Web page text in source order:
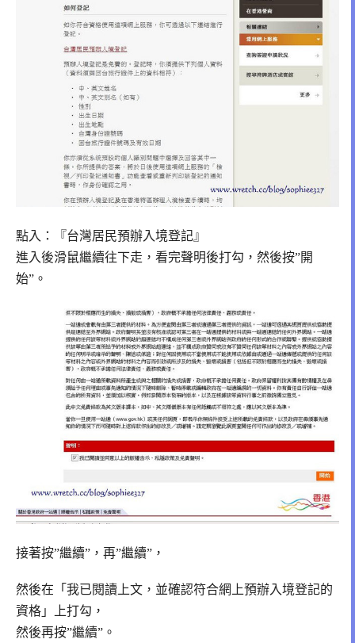
點入：『台灣居民預辦入境登記』
進入後滑鼠繼續往下走，看完聲明後打勾，然後按”開
始”。
接著按”繼續”，再”繼續”，
然後在「我已閱讀上文，並確認符合網上預辦入境登記的
資格」上打勾，
然後再按”繼續”。